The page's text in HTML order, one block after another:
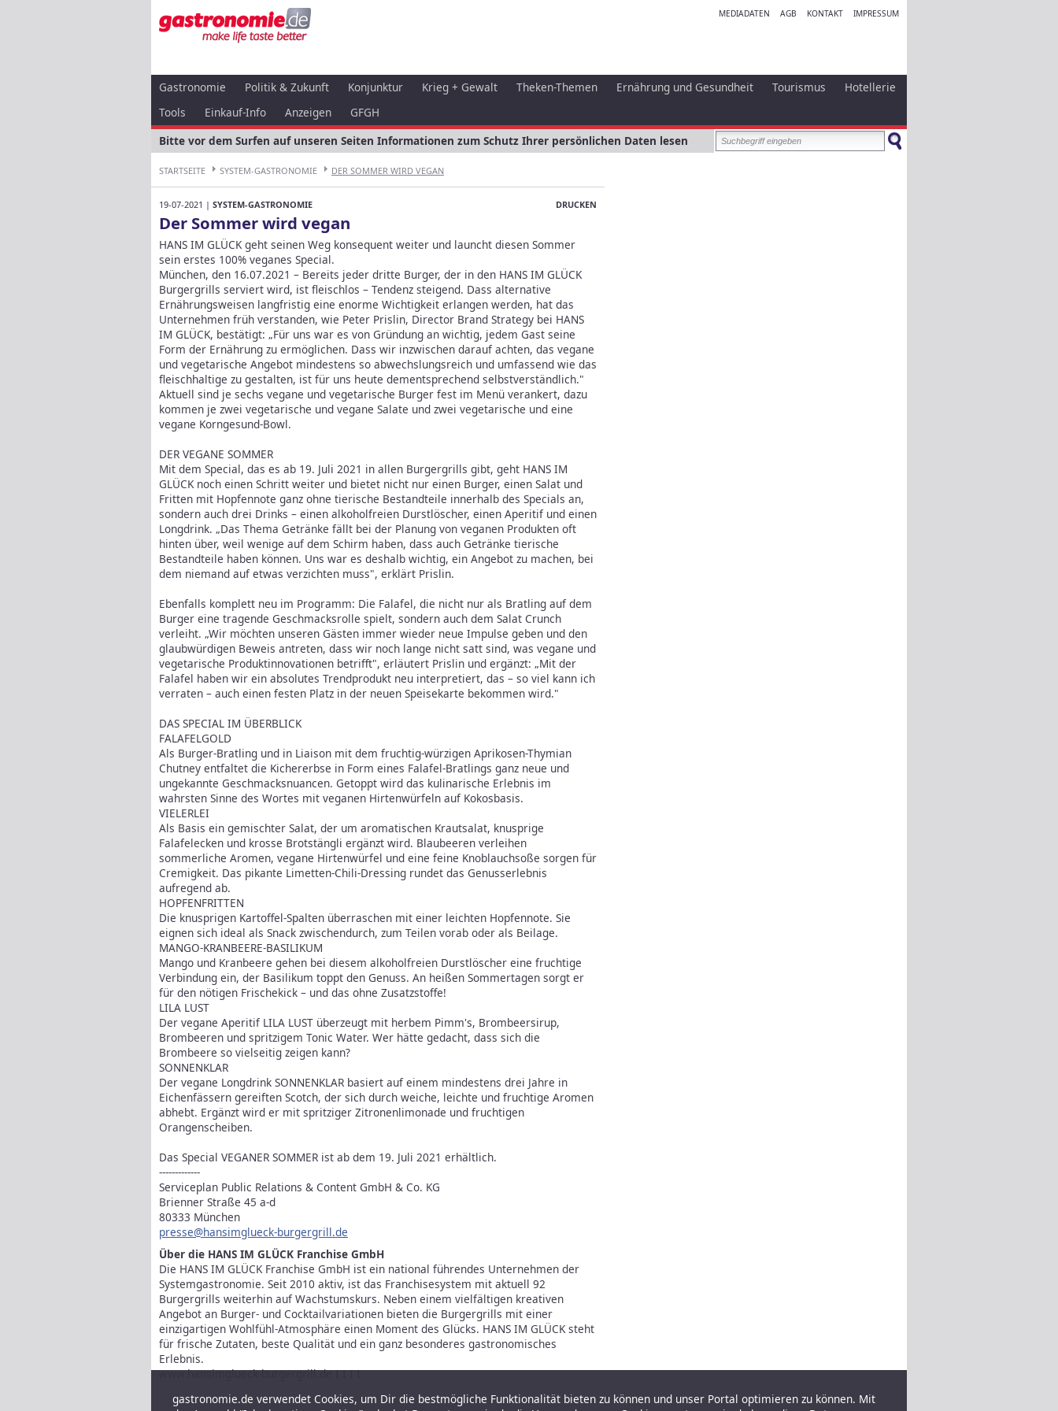
MEDIADATEN AGB KONTAKT IMPRESSUM
Gastronomie Politik & Zukunft Konjunktur Krieg + Gewalt Theken-Themen Ernährung und Gesundheit Tourismus
Hotellerie
Tools
Einkauf-Info Anzeigen
GFGH
Bitte vor dem Surfen auf unseren Seiten Informationen zum Schutz Ihrer persönlichen Daten lesen
STARTSEITE SYSTEM-GASTRONOMIE DER SOMMER WIRD VEGAN
DRUCKEN
19-07-2021 | SYSTEM-GASTRONOMIE
Der Sommer wird vegan
HANS IM GLÜCK geht seinen Weg konsequent weiter und launcht diesen Sommer
sein erstes 100% veganes Special.
München, den 16.07.2021 – Bereits jeder dritte Burger, der in den HANS IM GLÜCK
Burgergrills serviert wird, ist fleischlos – Tendenz steigend. Dass alternative
Ernährungsweisen langfristig eine enorme Wichtigkeit erlangen werden, hat das
Unternehmen früh verstanden, wie Peter Prislin, Director Brand Strategy bei HANS
IM GLÜCK, bestätigt: „Für uns war es von Gründung an wichtig, jedem Gast seine
Form der Ernährung zu ermöglichen. Dass wir inzwischen darauf achten, das vegane
und vegetarische Angebot mindestens so abwechslungsreich und umfassend wie das
fleischhaltige zu gestalten, ist für uns heute dementsprechend selbstverständlich."
Aktuell sind je sechs vegane und vegetarische Burger fest im Menü verankert, dazu
kommen je zwei vegetarische und vegane Salate und zwei vegetarische und eine
vegane Korngesund-Bowl.
DER VEGANE SOMMER
Mit dem Special, das es ab 19. Juli 2021 in allen Burgergrills gibt, geht HANS IM
GLÜCK noch einen Schritt weiter und bietet nicht nur einen Burger, einen Salat und
Fritten mit Hopfennote ganz ohne tierische Bestandteile innerhalb des Specials an,
sondern auch drei Drinks – einen alkoholfreien Durstlöscher, einen Aperitif und einen
Longdrink. „Das Thema Getränke fällt bei der Planung von veganen Produkten oft
hinten über, weil wenige auf dem Schirm haben, dass auch Getränke tierische
Bestandteile haben können. Uns war es deshalb wichtig, ein Angebot zu machen, bei
dem niemand auf etwas verzichten muss", erklärt Prislin.
Ebenfalls komplett neu im Programm: Die Falafel, die nicht nur als Bratling auf dem
Burger eine tragende Geschmacksrolle spielt, sondern auch dem Salat Crunch
verleiht. „Wir möchten unseren Gästen immer wieder neue Impulse geben und den
glaubwürdigen Beweis antreten, dass wir noch lange nicht satt sind, was vegane und
vegetarische Produktinnovationen betrifft", erläutert Prislin und ergänzt: „Mit der
Falafel haben wir ein absolutes Trendprodukt neu interpretiert, das – so viel kann ich
verraten – auch einen festen Platz in der neuen Speisekarte bekommen wird."
DAS SPECIAL IM ÜBERBLICK
FALAFELGOLD
Als Burger-Bratling und in Liaison mit dem fruchtig-würzigen Aprikosen-Thymian
Chutney entfaltet die Kichererbse in Form eines Falafel-Bratlings ganz neue und
ungekannte Geschmacksnuancen. Getoppt wird das kulinarische Erlebnis im
wahrsten Sinne des Wortes mit veganen Hirtenwürfeln auf Kokosbasis.
VIELERLEI
Als Basis ein gemischter Salat, der um aromatischen Krautsalat, knusprige
Falafelecken und krosse Brotstängli ergänzt wird. Blaubeeren verleihen
sommerliche Aromen, vegane Hirtenwürfel und eine feine Knoblauchsoße sorgen für
Cremigkeit. Das pikante Limetten-Chili-Dressing rundet das Genusserlebnis
aufregend ab.
HOPFENFRITTEN
Die knusprigen Kartoffel-Spalten überraschen mit einer leichten Hopfennote. Sie
eignen sich ideal als Snack zwischendurch, zum Teilen vorab oder als Beilage.
MANGO-KRANBEERE-BASILIKUM
Mango und Kranbeere gehen bei diesem alkoholfreien Durstlöscher eine fruchtige
Verbindung ein, der Basilikum toppt den Genuss. An heißen Sommertagen sorgt er
für den nötigen Frischekick – und das ohne Zusatzstoffe!
LILA LUST
Der vegane Aperitif LILA LUST überzeugt mit herbem Pimm's, Brombeersirup,
Brombeeren und spritzigem Tonic Water. Wer hätte gedacht, dass sich die
Brombeere so vielseitig zeigen kann?
SONNENKLAR
Der vegane Longdrink SONNENKLAR basiert auf einem mindestens drei Jahre in
Eichenfässern gereiften Scotch, der sich durch weiche, leichte und fruchtige Aromen
abhebt. Ergänzt wird er mit spritziger Zitronenlimonade und fruchtigen
Orangenscheiben.
Das Special VEGANER SOMMER ist ab dem 19. Juli 2021 erhältlich.
-------------
Serviceplan Public Relations & Content GmbH & Co. KG
Brienner Straße 45 a-d
80333 München
presse@hansimglueck-burgergrill.de
Über die HANS IM GLÜCK Franchise GmbH
Die HANS IM GLÜCK Franchise GmbH ist ein national führendes Unternehmen der
Systemgastronomie. Seit 2010 aktiv, ist das Franchisesystem mit aktuell 92
Burgergrills weiterhin auf Wachstumskurs. Neben einem vielfältigen kreativen
Angebot an Burger- und Cocktailvariationen bieten die Burgergrills mit einer
einzigartigen Wohlfühl-Atmosphäre einen Moment des Glücks. HANS IM GLÜCK steht
für frische Zutaten, beste Qualität und ein ganz besonderes gastronomisches
Erlebnis.
www.hansimglueck-burgergrill.de I I I I
gastronomie.de verwendet Cookies, um Dir die bestmögliche Funktionalität bieten zu können und unser Portal optimieren zu können. Mit